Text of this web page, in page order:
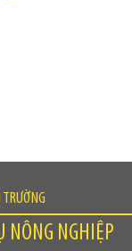
TRƯỜNG
NÔNG NGHIỆP